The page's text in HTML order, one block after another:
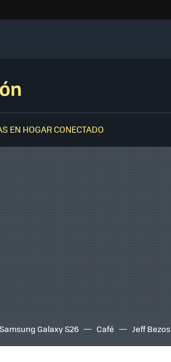
EN HOGAR CONECTADO
Samsung Galaxy S26 Café Jeff Bezos